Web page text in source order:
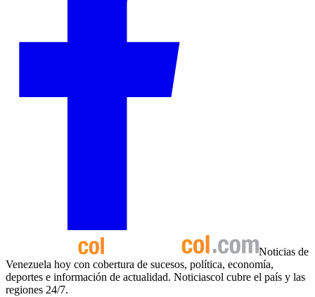
Noticias de
Venezuela hoy con cobertura de sucesos, política, economía,
deportes e información de actualidad. Noticiascol cubre el país y las
regiones 24/7.